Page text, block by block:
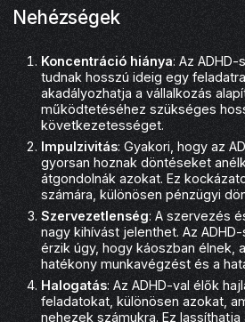
Nehézségek
Koncentráció hiánya: Az
tudnak hosszú ideig egy
akadályozhatja a vállalkozás
működtetéséhez szükséges
következetességet.
Impulzivitás: Gyakori, hogy az
gyorsan hoznak döntéseket
átgondolnák azokat. Ez
számára, különösen pénzügyi
Szervezetlenség: A szervezés
nagy kihívást jelenthet. Az
érzik úgy, hogy káoszban élnek,
hatékony munkavégzést és a
Halogatás: Az ADHD-val élők
feladatokat, különösen azokat,
nehezek számukra. Ez lassíthatja